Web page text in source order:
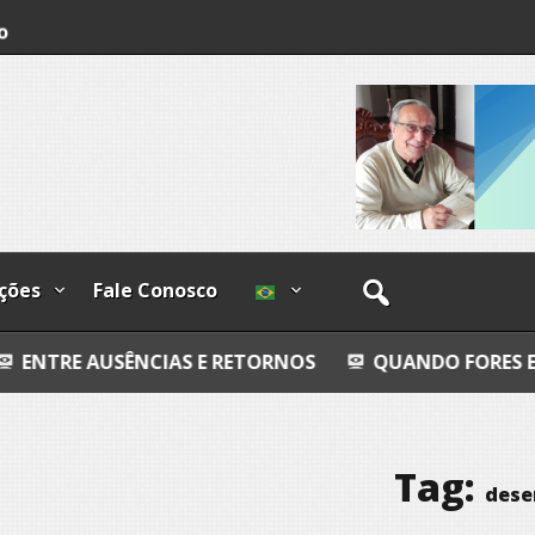
Fale Conosco
E RETORNOS QUANDO FORES EMBORA
Tag: